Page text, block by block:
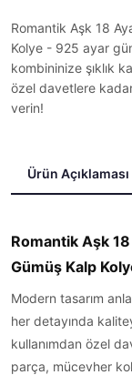
Romantik Aşk 18
Kolye - 925 ayar
kombininize şıklık
özel davetlere
verin!
Ürün Açıklaması
Romantik Aşk
Gümüş Kalp
Modern tasarım
her detayında
kullanımdan özel
parça, mücevher